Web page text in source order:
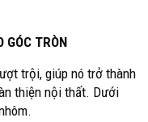
GÓC TRÒN
trội, giúp nó trở thành
thiện nội thất. Dưới